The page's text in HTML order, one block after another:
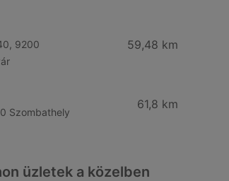
9200
59,48 km
Szombathely
61,8 km
üzletek a közelben